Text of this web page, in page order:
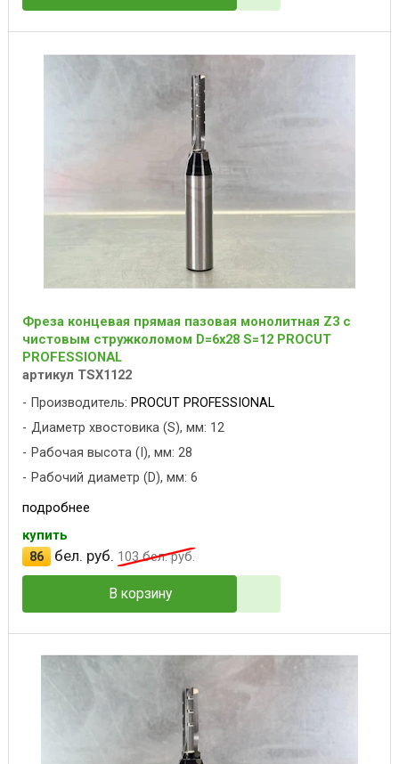
Фреза концевая прямая пазовая монолитная Z3 с
чистовым стружколомом D=6x28 S=12 PROCUT
PROFESSIONAL
артикул TSX1122
Производитель: PROCUT PROFESSIONAL
Диаметр хвостовика (S), мм: 12
Рабочая высота (I), мм: 28
Рабочий диаметр (D), мм: 6
подробнее
купить
86
бел. руб. 103бел. руб.
В корзину